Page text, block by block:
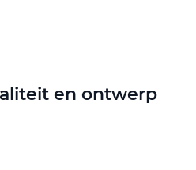
en ontwerp